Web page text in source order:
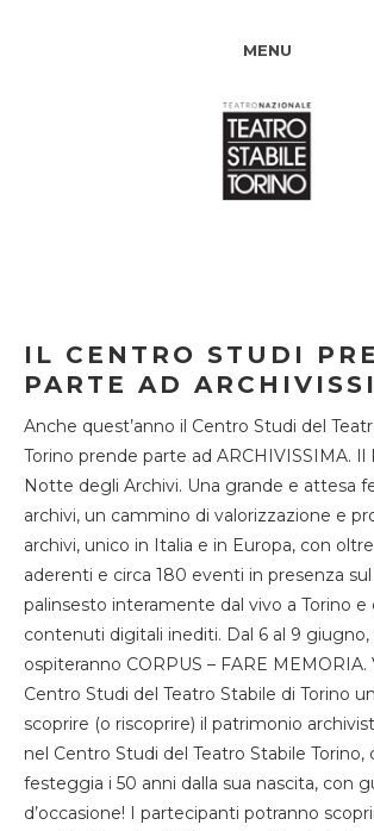
MENU
IL CENTRO STUDI
PARTE AD
Anche quest’anno il Centro Studi del
Torino prende parte ad ARCHIVISSIMA. Il
Notte degli Archivi. Una grande e attesa
archivi, un cammino di valorizzazione e
archivi, unico in Italia e in Europa, con
aderenti e circa 180 eventi in presenza
palinsesto interamente dal vivo a Torino e
contenuti digitali inediti. Dal 6 al 9 giugno,
ospiteranno CORPUS – FARE
Centro Studi del Teatro Stabile di Torino
scoprire (o riscoprire) il patrimonio
nel Centro Studi del Teatro Stabile Torino,
festeggia i 50 anni dalla sua nascita, con
d’occasione! I partecipanti potranno